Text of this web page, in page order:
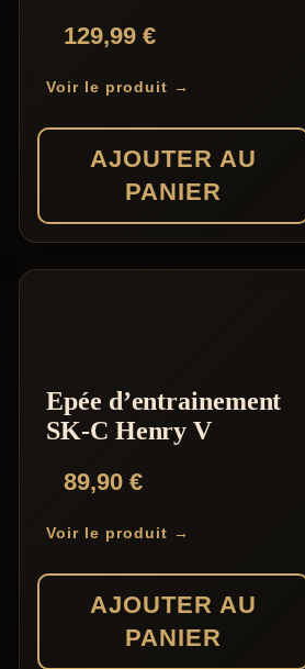
129,99 €
Voir le produit →
AJOUTER AU
PANIER
Epée d’entrainement
SK-C Henry V
89,90 €
Voir le produit →
AJOUTER AU
PANIER